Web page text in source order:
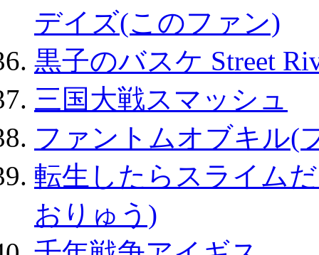
デイズ(このファン)
黒子のバスケ Street
三国大戦スマッシュ
ファントムオブキル(
転生したらスライム
おりゅう)